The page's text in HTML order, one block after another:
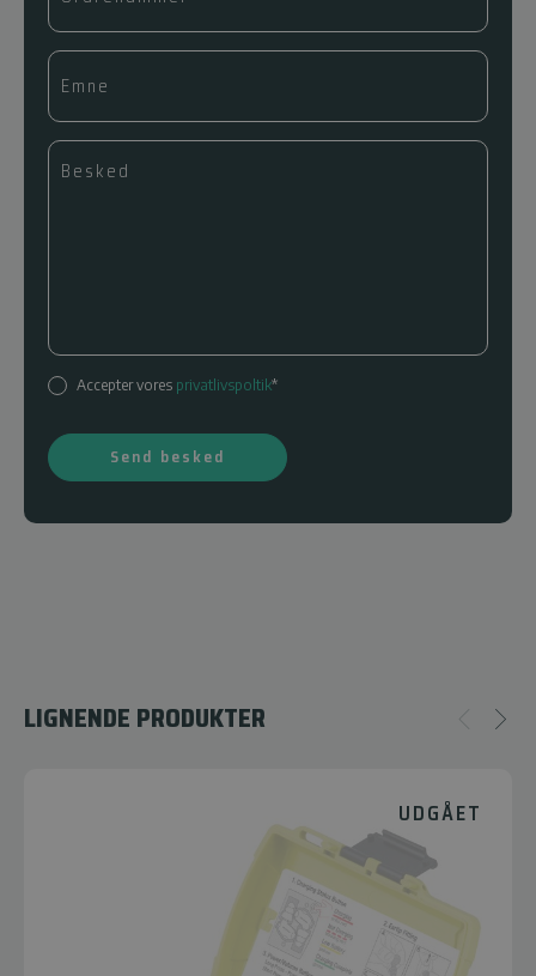
Accepter vores privatlivspoltik*
Send besked
LIGNENDE PRODUKTER
UDGÅET